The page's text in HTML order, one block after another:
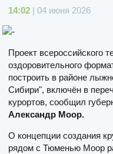
14:02 | 04 июня 2026
Проект всероссийского
оздоровительного
построить в районе
Сибири", включён в
курортов, сообщил
Александр Моор.
О концепции создания
рядом с Тюменью Моор